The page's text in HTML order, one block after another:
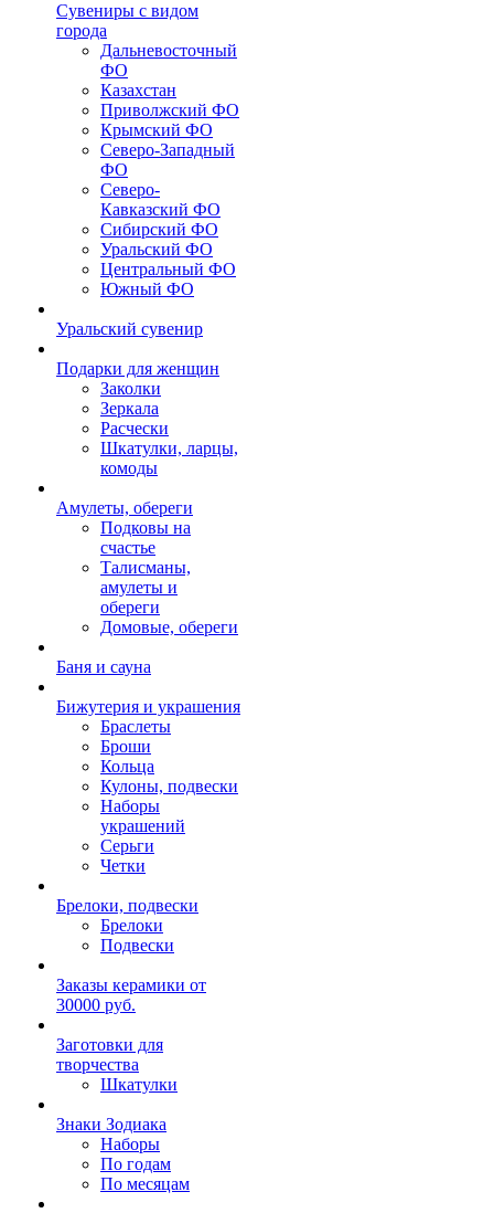
Сувениры с видом
города
Дальневосточный
ФО
Казахстан
Приволжский ФО
Крымский ФО
Северо-Западный
ФО
Северо-
Кавказский ФО
Сибирский ФО
Уральский ФО
Центральный ФО
Южный ФО
Уральский сувенир
Подарки для женщин
Заколки
Зеркала
Расчески
Шкатулки, ларцы,
комоды
Амулеты, обереги
Подковы на
счастье
Талисманы,
амулеты и
обереги
Домовые, обереги
Баня и сауна
Бижутерия и украшения
Браслеты
Броши
Кольца
Кулоны, подвески
Наборы
украшений
Серьги
Четки
Брелоки, подвески
Брелоки
Подвески
Заказы керамики от
30000 руб.
Заготовки для
творчества
Шкатулки
Знаки Зодиака
Наборы
По годам
По месяцам